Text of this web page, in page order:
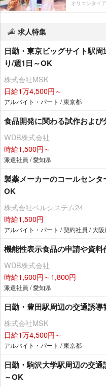
オリコンタイ
求人特集
日勤・東京ビッグサイト駅
り/週1日～OK
株式会社MSK
日給1万4,500円～
アルバイト・パート / 東京都
食品開発に関わる試作およ
WDB株式会社
時給1,500円～
派遣社員 / 愛知県
製薬メーカーのコールセン
OK
株式会社ベルシステム24
時給1,500円
アルバイト・パート / 契約社員 / 大阪
機能性表示食品の申請や資料
WDB株式会社
時給1,600円～1,800円
派遣社員 / 愛知県
日勤・豊田駅周辺の交通誘
株式会社MSK
日給1万4,500円～
アルバイト・パート / 東京都
日勤・駒沢大学駅周辺の交
～OK